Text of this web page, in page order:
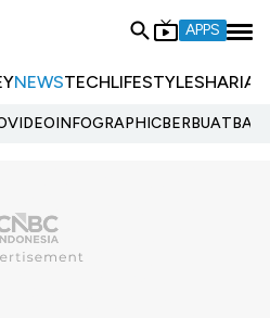
APPS
NEWSTECHLIFESTYLESHARIA
VIDEOINFOGRAPHIC